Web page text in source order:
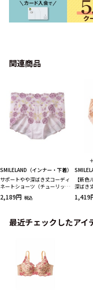
関連商品
SMILELAND（インナー・下着）
サポートやや深ばき丈コーディ
ネートショーツ（チューリップ
柄）（トリンプ）（n，
FULLRE）
2,189円 税込
【新
深ばき
リッ
FULLRE
1,419
最近チェックしたアイ